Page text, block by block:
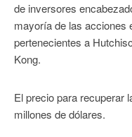
de inversores
mayoría de las acciones
pertenecientes a
Kong.
El precio para recuperar
millones de dólares.